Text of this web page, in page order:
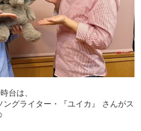
台は、
グライター・『ユイカ』 さんがス